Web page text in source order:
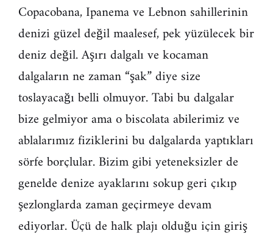
Copacobana, Ipanema ve Lebnon sahillerinin
denizi güzel değil maalesef, pek yüzülecek bir
deniz değil. Aşırı dalgalı ve kocaman
dalgaların ne zaman “şak” diye size
toslayacağı belli olmuyor. Tabi bu dalgalar
bize gelmiyor ama o biscolata abilerimiz ve
ablalarımız fiziklerini bu dalgalarda yaptıkları
sörfe borçlular. Bizim gibi yeteneksizler de
genelde denize ayaklarını sokup geri çıkıp
şezlonglarda zaman geçirmeye devam
ediyorlar. Üçü de halk plajı olduğu için giriş